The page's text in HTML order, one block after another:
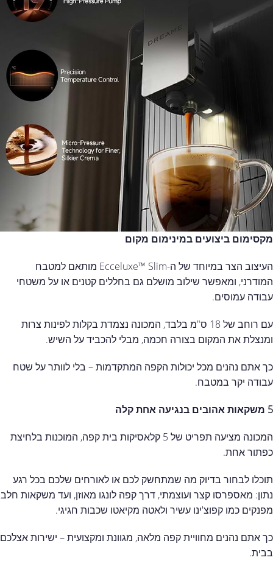
מקסימום ביצועים במינימום מקום
העיצוב הצר במיוחד של ה-Ecceluxe™ Slim מותאם למטבח
המודרני, ומאפשר שילוב מושלם גם בחללים קטנים או על משטחי
עבודה עמוסים.
עם רוחב של 18 ס"מ בלבד, המכונה נצמדת בקלות לפינות צרות
ומנצלת את המקום בצורה חכמה, מבלי להכביד על השיש.
כך אתם נהנים מכל יכולות הקפה המתקדמות – בלי לוותר על שטח
עבודה יקר במטבח.
5 משקאות אהובים בנגיעה אחת קלה
המכונה מציעה תפריט של 5 קלאסיקות בית קפה, המוכנות בלחיצת
כפתור אחת.
תוכלו לבחור בדיוק מה שמתחשק לכם או לאורחים שלכם בכל רגע
נתון: מאספרסו קצר ועוצמתי, דרך קפה לונגו מאוזן, ועד משקאות חלב
מפנקים כמו קפוצ'ינו עשיר ולאטה מקיאטו שכבות חגיגי.
כך אתם נהנים מחוויית קפה מלאה, מגוונת ומקצועית – ישירות אצלכם
בבית.